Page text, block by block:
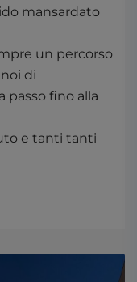
mansardato
un percorso
di
passo fino alla
e tanti tanti